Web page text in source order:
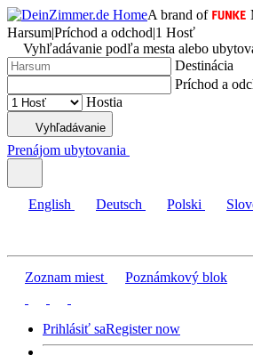
A brand of
Harsum|Príchod a odchod|1 Hosť
Vyhľadávanie podľa mesta alebo
Destinácia
Príchod a
Hostia
Vyhľadávanie
Prenájom ubytovania
English Deutsch Polski
Zoznam miest Poznámkový blok
Prihlásiť saRegister now